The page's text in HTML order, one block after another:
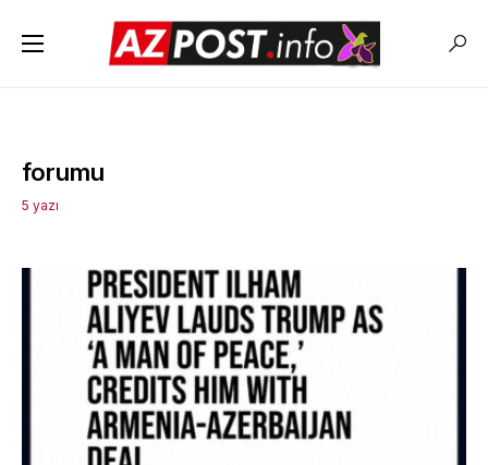
forumu
5 yazı